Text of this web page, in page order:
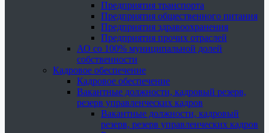
Предприятия транспорта
Предприятия общественного питания
Предприятия здравоохранения
Предприятия прочих отраслей
АО со 100% муниципальной долей
собственности
Кадровое обеспечение
Кадровое обеспечение
Вакантные должности, кадровый резерв,
резерв управленческих кадров
Вакантные должности, кадровый
резерв, резерв управленческих кадров